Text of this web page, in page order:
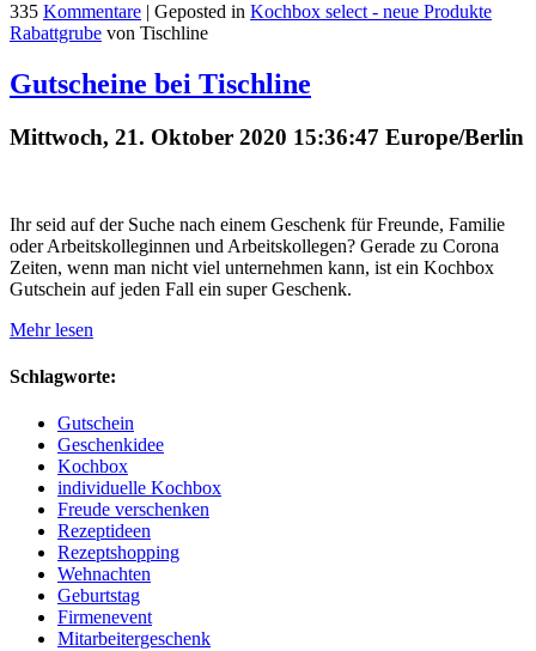
335 Kommentare | Geposted in Kochbox select - neue Produkte
Rabattgrube von Tischline
Gutscheine bei Tischline
Mittwoch, 21. Oktober 2020 15:36:47 Europe/Berlin
Ihr seid auf der Suche nach einem Geschenk für Freunde, Familie
oder Arbeitskolleginnen und Arbeitskollegen? Gerade zu Corona
Zeiten, wenn man nicht viel unternehmen kann, ist ein Kochbox
Gutschein auf jeden Fall ein super Geschenk.
Mehr lesen
Schlagworte:
Gutschein
Geschenkidee
Kochbox
individuelle Kochbox
Freude verschenken
Rezeptideen
Rezeptshopping
Wehnachten
Geburtstag
Firmenevent
Mitarbeitergeschenk